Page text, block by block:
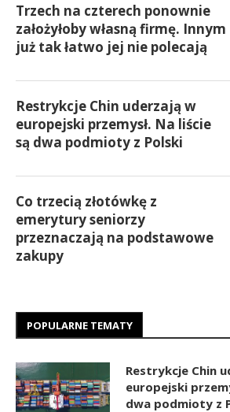
Trzech na czterech ponownie
założyłoby własną firmę. Innym
już tak łatwo jej nie polecają
Restrykcje Chin uderzają w
europejski przemysł. Na liście
są dwa podmioty z Polski
Co trzecią złotówkę z
emerytury seniorzy
przeznaczają na podstawowe
zakupy
POPULARNE TEMATY
Restrykcje Chin
europejski
dwa podmioty z